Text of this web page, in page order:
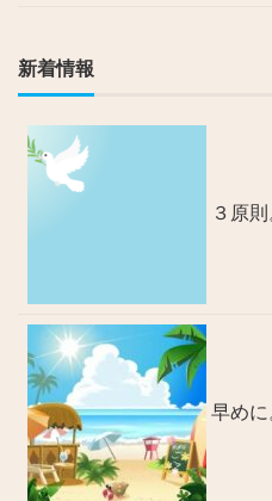
新着情報
３原則
早めに